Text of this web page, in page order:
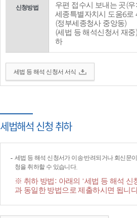
신청방법
우편 접수시 보내는 곳(
세종특별자치시 도움6로
(정부세종청사 중앙동)
(세법 등 해석신청서 재
하
세법 등 해석 신청서 서식
세법해석 신청 취하
세법 등 해석 신청서가 이송·반려되거나 회신문
청을 취하할 수 있습니다.
※ 취하 방법: 아래의 '세법 등 해석 신
과 동일한 방법으로 제출하시면 됩니